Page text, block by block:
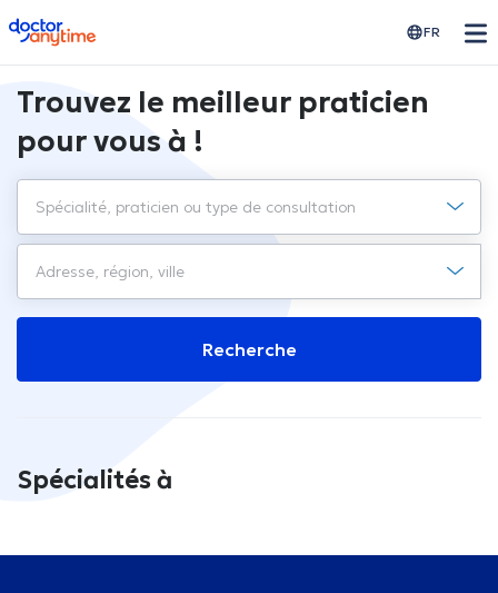
doctoranytime FR
Trouvez le meilleur praticien
pour vous à !
Recherche
Spécialités à